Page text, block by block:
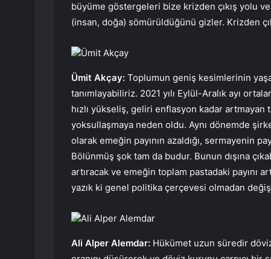
büyüme göstergeleri bize krizden çıkış yolu
(insan, doğa) sömürüldüğünü gizler. Krizden
Ümit Akçay
Ümit Akçay: Toplumun geniş kesimlerinin
tanımlayabiliriz. 2021 yılı Eylül-Aralık ayı
hızlı yükseliş, geliri enflasyon kadar
yoksullaşmaya neden oldu. Aynı dönemde
olarak emeğin payının azaldığı, sermayenin
Bölünmüş şok tam da budur. Bunun dışına
artıracak ve emeğin toplam pastadaki payını
yazık ki genel politika çerçevesi olmadan
Ali Alper Alemdar
Ali Alper Alemdar: Hükümet uzun süredir